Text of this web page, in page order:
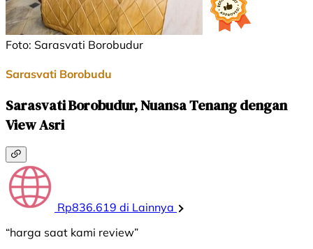
Foto: Sarasvati Borobudur
Sarasvati Borobudu
Sarasvati Borobudur, Nuansa Tenang dengan
View Asri
Rp836.619 di Lainnya
“harga saat kami review”